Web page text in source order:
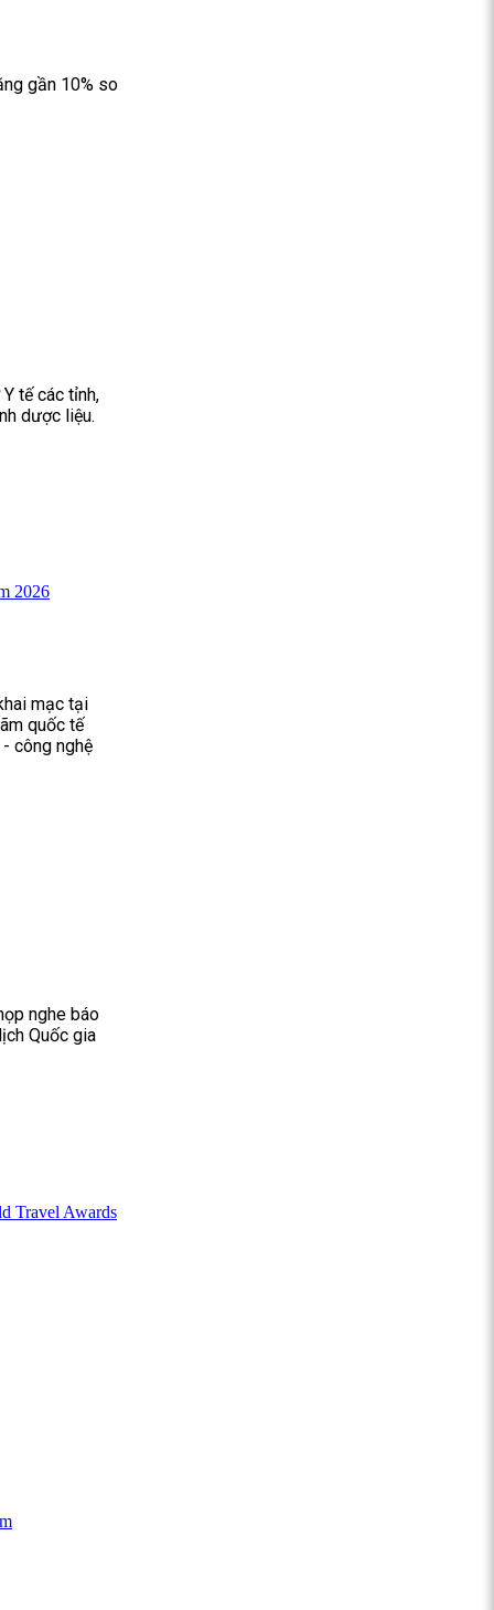
gần 10% so
tế các tỉnh,
dược liệu.
2026
mạc tại
quốc tế
công nghệ
nghe báo
Quốc gia
Travel Awards